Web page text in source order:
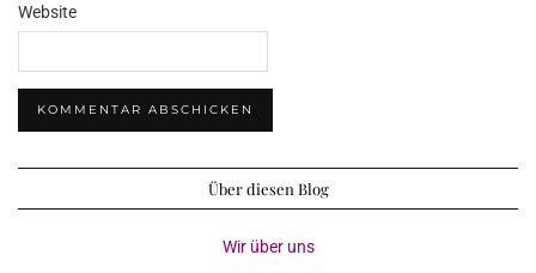
Website
Über diesen Blog
Wir über uns